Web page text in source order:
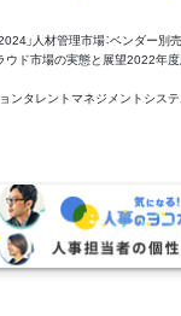
」人材管理市場：ベンダー
市場の実態と展望2022年度
ンタレントマネジメントシス